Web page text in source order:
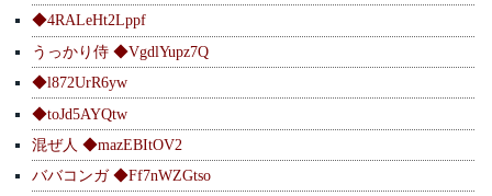
◆4RALeHt2Lppf
うっかり侍 ◆VgdlYupz7Q
◆l872UrR6yw
◆toJd5AYQtw
混ぜ人 ◆mazEBItOV2
ババコンガ ◆Ff7nWZGtso